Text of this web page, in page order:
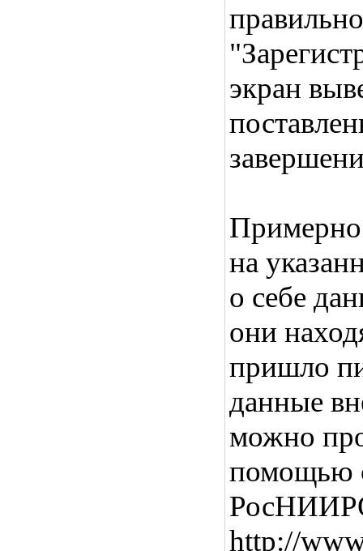
экран
Примерно
на
о себе
они
пришло
данные
можно
помощью
http://